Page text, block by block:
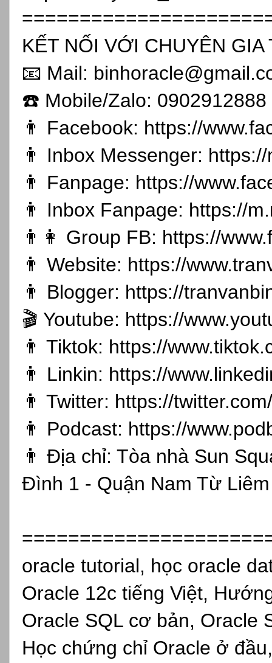
KẾT NỐI VỚI CHUYÊN GIA
📧 Mail:
☎️ Mobile/Zalo: 0902912888
👨 Facebook: https://
👨 Inbox Messenger:
👨 Fanpage: https://
👨 Inbox Fanpage: https://
👨👩 Group FB: https://
👨 Website: https://
👨 Blogger: https://
🎬 Youtube: https://
👨 Tiktok: https://
👨 Linkin: https://
👨 Twitter: https://
👨 Podcast: https://
👨 Địa chỉ: Tòa nhà Sun
Đình 1 - Quận Nam Từ Liêm
oracle tutorial, học oracle
Oracle 12c tiếng Việt,
Oracle SQL cơ bản, Oracle
Học chứng chỉ Oracle ở